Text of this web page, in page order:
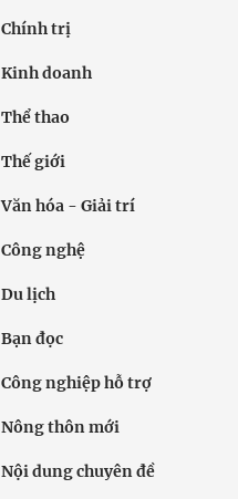
Chính trị
Kinh doanh
Thể thao
Thế giới
Văn hóa - Giải trí
Công nghệ
Du lịch
Bạn đọc
Công nghiệp hỗ trợ
Nông thôn mới
Nội dung chuyên đề